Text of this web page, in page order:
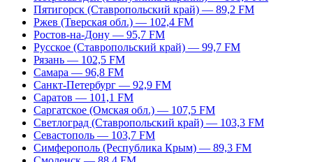
Пятигорск (Ставропольский край) — 89,2 FM
Ржев (Тверская обл.) — 102,4 FM
Ростов-на-Дону — 95,7 FM
Русское (Ставропольский край) — 99,7 FM
Рязань — 102,5 FM
Самара — 96,8 FM
Санкт-Петербург — 92,9 FM
Саратов — 101,1 FM
Саргатское (Омская обл.) — 107,5 FM
Светлоград (Ставропольский край) — 103,3 FM
Севастополь — 103,7 FM
Симферополь (Республика Крым) — 89,3 FM